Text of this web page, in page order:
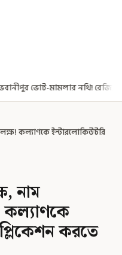
জেনারেলের কাছে রিপোর্ট
লক্ষ! কল্যাণকে ইন্টারলোকিউটরি
নাম
কল্যাণকে
করতে